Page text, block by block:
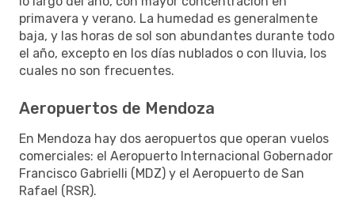
primavera y verano. La humedad es generalmente
baja, y las horas de sol son abundantes durante todo
el año, excepto en los días nublados o con lluvia, los
cuales no son frecuentes.
Aeropuertos de Mendoza
En Mendoza hay dos aeropuertos que operan vuelos
comerciales: el Aeropuerto Internacional Gobernador
Francisco Gabrielli (MDZ) y el Aeropuerto de San
Rafael (RSR).